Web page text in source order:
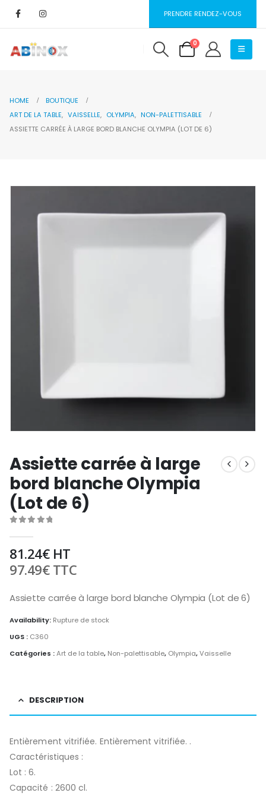
PRENDRE RENDEZ-VOUS
0
HOME
BOUTIQUE
ART DE LA TABLE, VAISSELLE, OLYMPIA, NON-PALETTISABLE
ASSIETTE CARRÉE À LARGE BORD BLANCHE OLYMPIA (LOT DE 6)
Assiette carrée à large
bord blanche Olympia
(Lot de 6)
81.24€HT
97.49€TTC
Assiette carrée à large bord blanche Olympia (Lot de 6)
Availability: Rupture de stock
UGS : C360
Catégories :Art de la table, Non-palettisable, Olympia,Vaisselle
DESCRIPTION
Entièrement vitrifiée. Entièrement vitrifiée. .
Caractéristiques :
Lot : 6.
Capacité : 2600 cl.